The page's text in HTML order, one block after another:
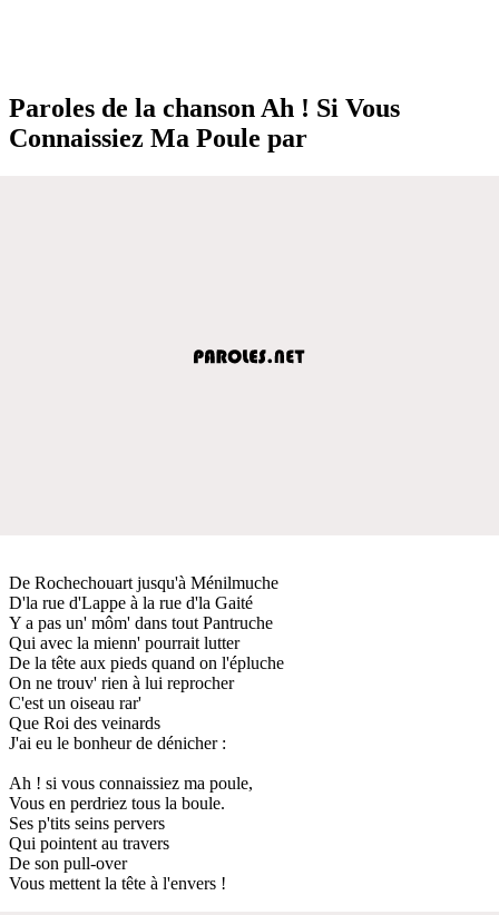
Paroles de la chanson Ah ! Si Vous
Connaissiez Ma Poule par
De Rochechouart jusqu'à Ménilmuche
D'la rue d'Lappe à la rue d'la Gaité
Y a pas un' môm' dans tout Pantruche
Qui avec la mienn' pourrait lutter
De la tête aux pieds quand on l'épluche
On ne trouv' rien à lui reprocher
C'est un oiseau rar'
Que Roi des veinards
J'ai eu le bonheur de dénicher :
Ah ! si vous connaissiez ma poule,
Vous en perdriez tous la boule.
Ses p'tits seins pervers
Qui pointent au travers
De son pull-over
Vous mettent la tête à l'envers !